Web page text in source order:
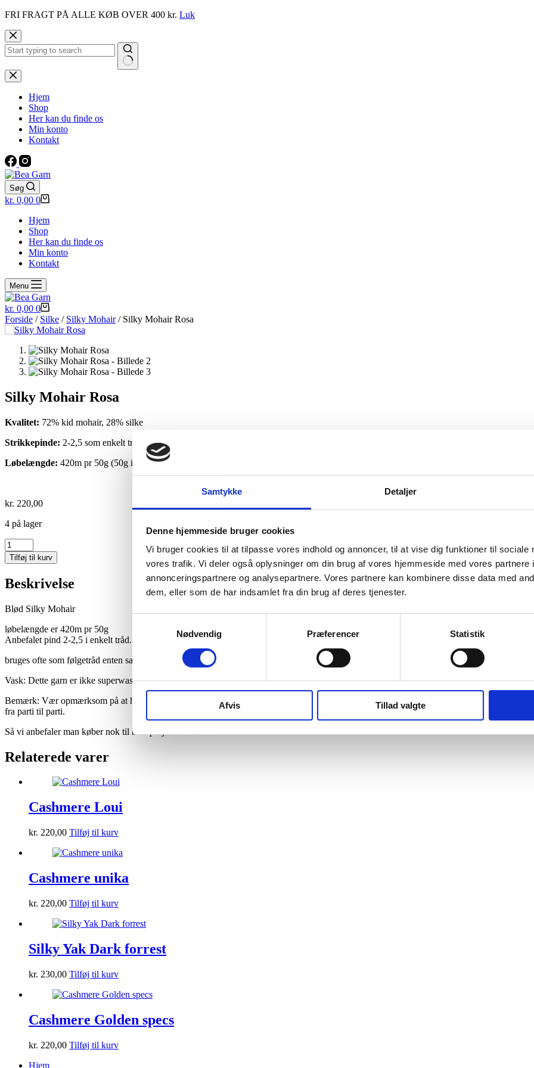
Samtykke Detaljer
Denne hjemmeside bruger cookies
Vi bruger cookies til at tilpasse vores indhold og annoncer, til at vise dig funktioner til sociale
vores trafik. Vi deler også oplysninger om din brug af vores hjemmeside med vores partnere
annonceringspartnere og analysepartnere. Vores partnere kan kombinere disse data med
dem, eller som de har indsamlet fra din brug af deres tjenester.
Nødvendig
Præferencer Statistik
Afvis Tillad valgte
FRI FRAGT PÅ ALLE KØB OVER 400 kr. Luk
Fortsæt
til
indhold
Ingen
resultater
Hjem
Shop
Her kan du finde os
Min konto
Kontakt
Søg
Indkøbskurv
kr. 0,00 0
Hjem
Shop
Her kan du finde os
Min konto
Kontakt
Menu
Indkøbskurv
kr. 0,00 0
Forside / Silke / Silky Mohair/ Silky Mohair Rosa
Silky Mohair Rosa
Kvalitet: 72% kid mohair, 28% silke
Strikkepinde: 2-2,5 som enkelt tråd, kan ligges dobbelt eller som følgetråd.
Løbelængde: 420m pr 50g (50g i hvert fed)
kr. 220,00
4 på lager
Silky
Mohair
Rosa
Tilføj til kurv
Beskrivelse
Blød Silky Mohair
løbelængde er 420m pr 50g
Anbefalet pind 2-2,5 i enkelt tråd.
bruges ofte som følgetråd enten sammen med en lace for et let og luftigt udtryk ellers som følgetråd til garn med løbelængde 400m/100g for
Vask: Dette garn er ikke superwashed og vi anbefaler håndvask, med uldvaskemiddel.
Bemærk: Vær opmærksom på at håndfarvet garn kan have farveforskelle
fra parti til parti.
Så vi anbefaler man køber nok til hele projekt fra starten.
Relaterede varer
Cashmere Loui
kr. 220,00 Tilføj til kurv
Cashmere unika
kr. 220,00 Tilføj til kurv
Silky Yak Dark forrest
kr. 230,00 Tilføj til kurv
Cashmere Golden specs
kr. 220,00 Tilføj til kurv
Hjem